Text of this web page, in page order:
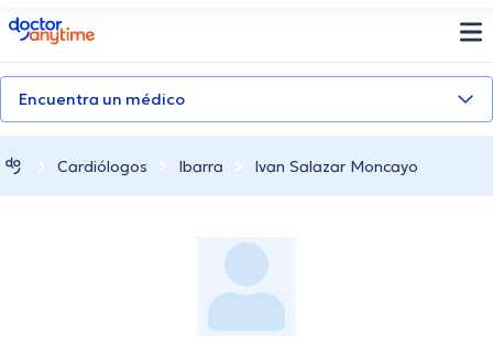
doctoranytime
Encuentra un médico
Cardiólogos Ibarra Ivan Salazar Moncayo